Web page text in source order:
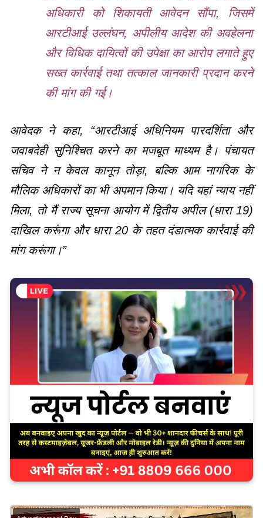
अधिकारी को शिकायती आवेदन सौंपा, जिसमें
आरटीआई उल्लंघन, अपीलीय आदेश की अवहेलना
और विधिक दायित्वों की उपेक्षा का आरोप लगाते हुए
सख्त कार्रवाई तथा तत्काल जानकारी प्रदान करने
की मांग की गई।
आवेदक ने कहा, “आरटीआई अधिनियम पारदर्शिता और
जवाबदेही सुनिश्चित करने का मजबूत माध्यम है। पंचायत
सचिव ने न केवल कानून तोड़ा, बल्कि आम नागरिक के
मौलिक अधिकारों का भी अपमान किया। यदि यहां न्याय नहीं
मिला, तो मैं राज्य सूचना आयोग में द्वितीय अपील (धारा 19)
दाखिल करूंगा और धारा 20 के तहत दंडात्मक कार्रवाई की
मांग करूंगा।”